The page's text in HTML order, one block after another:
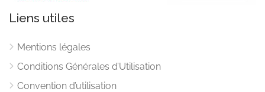
Liens utiles
Mentions légales
Conditions Générales d’Utilisation
Convention d’utilisation